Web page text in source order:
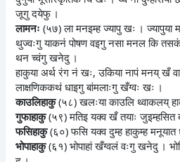
जूगु दयेफु ।
लामनः (५७) ला मनइम्ह ज्यापु खः । ज्यापुया
थुज्वःगु याकनं पोषण वइगु नसा मनल कि
थन च्वंगु खनेदु ।
हाकुया अर्थ रंग नं खः, उकिया नापं मनय् खँ
लाक्षणिककथं धाइगु बांमलाःगु खँग्वः खः ।
काउलिहाकु(५८) खलःया काउलि थ्वाकलय्
गुफाहाकु(५९) मतिइ यक्व खँ तयाः जुइम्हसित
फसिहाकु(६०) फसि यक्व दुम्ह हाकुम्ह मनूयात
भोपाहाकु(६१) भोपाहां खँग्वलं वःगु खनेदु ।